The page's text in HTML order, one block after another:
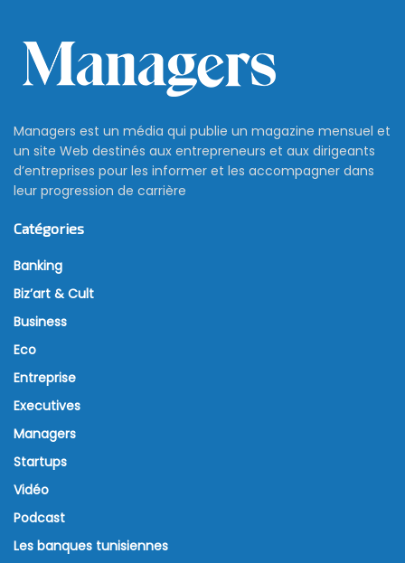
Managers est un média qui publie un magazine mensuel et
un site Web destinés aux entrepreneurs et aux dirigeants
d’entreprises pour les informer et les accompagner dans
leur progression de carrière
Catégories
Banking
Biz’art & Cult
Business
Eco
Entreprise
Executives
Managers
Startups
Vidéo
Podcast
Les banques tunisiennes